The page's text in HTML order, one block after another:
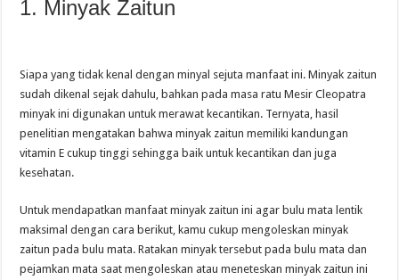
1. Minyak Zaitun
Siapa yang tidak kenal dengan minyal sejuta manfaat ini. Minyak zaitun
sudah dikenal sejak dahulu, bahkan pada masa ratu Mesir Cleopatra
minyak ini digunakan untuk merawat kecantikan. Ternyata, hasil
penelitian mengatakan bahwa minyak zaitun memiliki kandungan
vitamin E cukup tinggi sehingga baik untuk kecantikan dan juga
kesehatan.
Untuk mendapatkan manfaat minyak zaitun ini agar bulu mata lentik
maksimal dengan cara berikut, kamu cukup mengoleskan minyak
zaitun pada bulu mata. Ratakan minyak tersebut pada bulu mata dan
pejamkan mata saat mengoleskan atau meneteskan minyak zaitun ini